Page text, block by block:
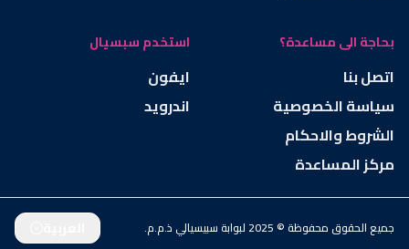
بحاجة الى مساعدة؟
اتصل بنا
سياسة الخصوصية
الشروط والاحكام
مركز المساعدة
استخدم سبسيال
ايفون
اندرويد
جميع الحقوق محفوظة © 2025 لبوابة سبيسيالي ذ.م.م.